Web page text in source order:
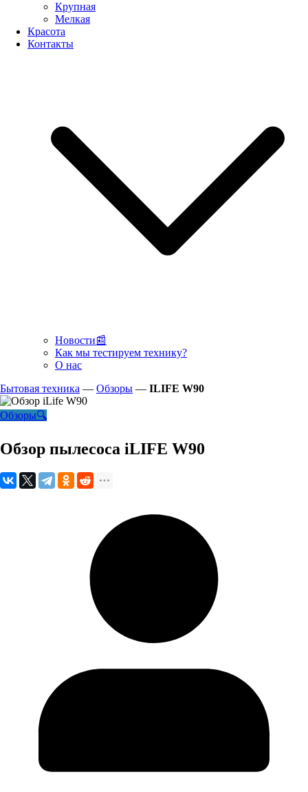
Крупная
Мелкая
Красота
Контакты
Новости📰
Как мы тестируем технику?
О нас
Бытовая техника — Обзоры — ILIFE W90
Обзоры🔍
Обзор пылесоса iLIFE W90